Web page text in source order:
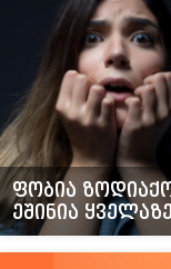
ფობია
ეშინია